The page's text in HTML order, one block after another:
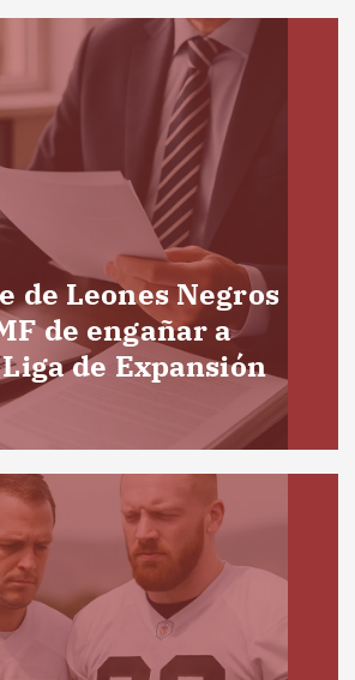
de Leones Negros
de engañar a
de Expansión